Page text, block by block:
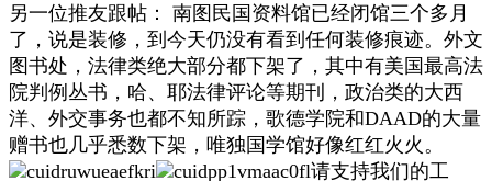
另一位推友跟帖： 南图民国资料馆已经闭馆三个多月
了，说是装修，到今天仍没有看到任何装修痕迹。外文
图书处，法律类绝大部分都下架了， 其中有美国最高法
院判例丛书，哈、耶法律评论等期刊，政治类的大西
洋、外交事务也都不知所踪，歌德学院和DAAD的大量
赠书也几乎悉数下架，唯独国学馆好像红红火火。
请支持我们的工